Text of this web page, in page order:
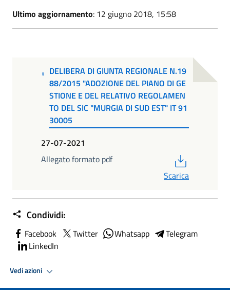
Ultimo aggiornamento: 12 giugno 2018, 15:58
DELIBERA DI GIUNTA REGIONALE N.19
88/2015 "ADOZIONE DEL PIANO DI GE
STIONE E DEL RELATIVO REGOLAMEN
TO DEL SIC "MURGIA DI SUD EST" IT 91
30005
27-07-2021
Allegato formato pdf
Scarica
Condividi:
Facebook Twitter Whatsapp
Telegram
LinkedIn
Vedi azioni